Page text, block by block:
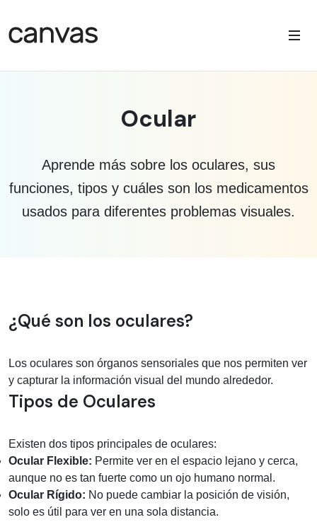
Ocular
Aprende más sobre los oculares, sus
funciones, tipos y cuáles son los medicamentos
usados para diferentes problemas visuales.
Información médica sobre Ocular
¿Qué son los oculares?
Los oculares son órganos sensoriales que nos permiten ver
y capturar la información visual del mundo alrededor.
Tipos de Oculares
Existen dos tipos principales de oculares:
Ocular Flexible: Permite ver en el espacio lejano y cerca,
aunque no es tan fuerte como un ojo humano normal.
Ocular Rígido: No puede cambiar la posición de visión,
solo es útil para ver en una sola distancia.